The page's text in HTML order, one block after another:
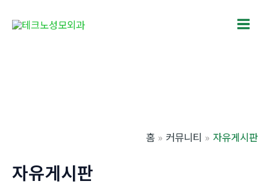
Main
홈 커뮤니티 자유게시판
자유게시판